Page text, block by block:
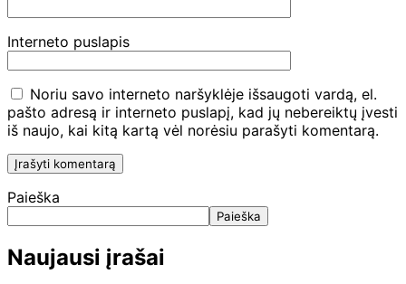
Interneto puslapis
Noriu savo interneto naršyklėje išsaugoti vardą, el.
pašto adresą ir interneto puslapį, kad jų nebereiktų įvesti
iš naujo, kai kitą kartą vėl norėsiu parašyti komentarą.
Paieška
Paieška
Naujausi įrašai